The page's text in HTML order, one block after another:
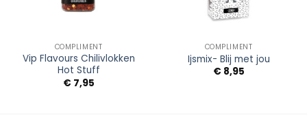
COMPLIMENT
Vip Flavours Chilivlokken
Hot Stuff
€7,95
COMPLIMENT
Ijsmix- Blij met jou
€8,95